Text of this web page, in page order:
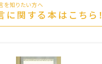
を知りたい方へ
関する本はこちら！